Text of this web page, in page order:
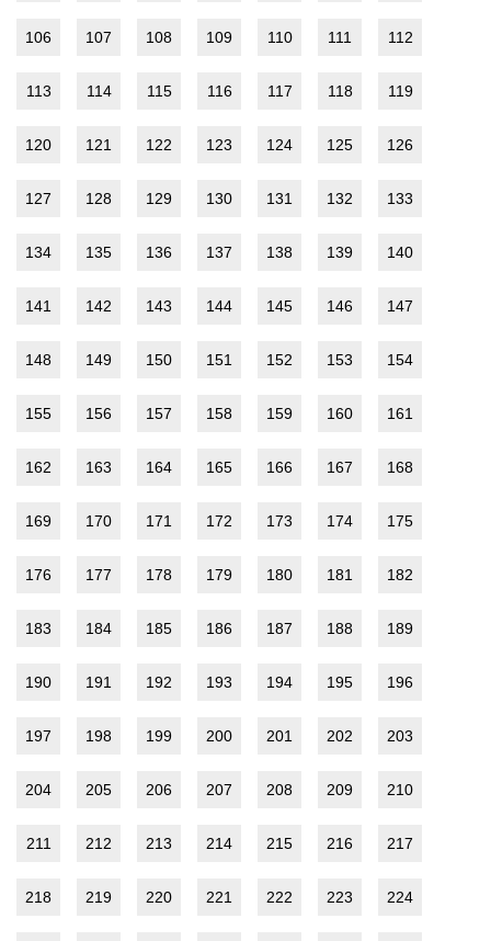
106 107 108 109 110 111 112
113 114 115 116 117 118 119
120 121 122 123 124 125 126
127 128 129 130 131 132 133
134 135 136 137 138 139 140
141 142 143 144 145 146 147
148 149 150 151 152 153 154
155 156 157 158 159 160 161
162 163 164 165 166 167 168
169 170 171 172 173 174 175
176 177 178 179 180 181 182
183 184 185 186 187 188 189
190 191 192 193 194 195 196
197 198 199 200 201 202 203
204 205 206 207 208 209 210
211 212 213 214 215 216 217
218 219 220 221 222 223 224